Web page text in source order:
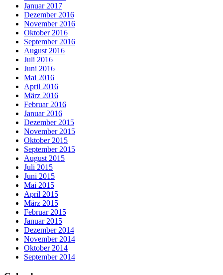
Januar 2017
Dezember 2016
November 2016
Oktober 2016
September 2016
August 2016
Juli 2016
Juni 2016
Mai 2016
April 2016
März 2016
Februar 2016
Januar 2016
Dezember 2015
November 2015
Oktober 2015
September 2015
August 2015
Juli 2015
Juni 2015
Mai 2015
April 2015
März 2015
Februar 2015
Januar 2015
Dezember 2014
November 2014
Oktober 2014
September 2014